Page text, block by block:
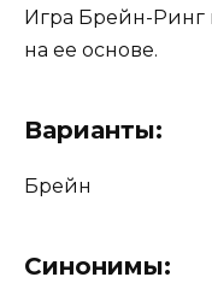
Игра Брейн-
на ее основе.
Варианты:
Брейн
Синонимы: